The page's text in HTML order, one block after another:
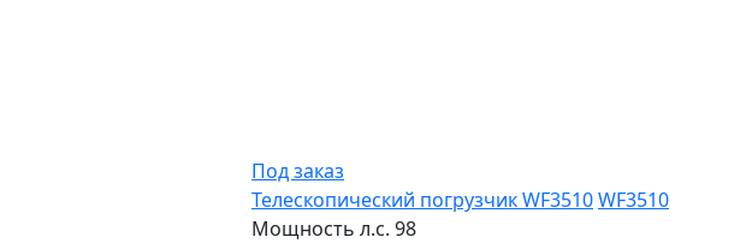
Под заказ
Телескопический погрузчик WF3510WF3510
Мощность л.с. 98